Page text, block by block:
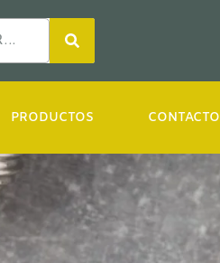
PRODUCTOS CONTACTO